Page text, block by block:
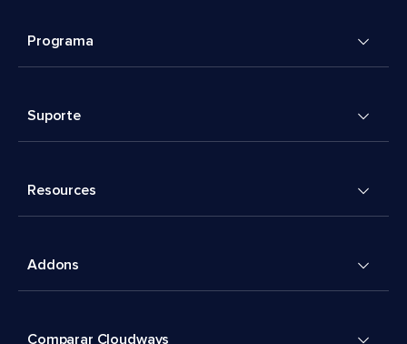
Programa
Suporte
Resources
Addons
Comparar Cloudways